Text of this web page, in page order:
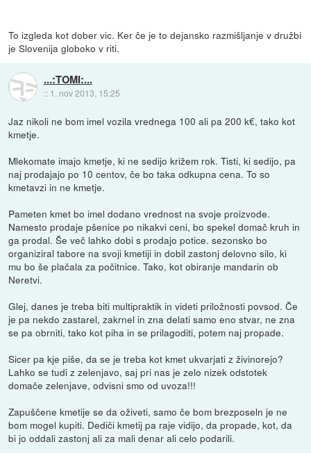
To izgleda kot dober vic. Ker če je to dejansko razmišljanje v družbi
je Slovenija globoko v riti.
...:TOMI:...
:: 1. nov 2013, 15:25
Jaz nikoli ne bom imel vozila vrednega 100 ali pa 200 k€, tako kot
kmetje.
Mlekomate imajo kmetje, ki ne sedijo križem rok. Tisti, ki sedijo, pa
naj prodajajo po 10 centov, če bo taka odkupna cena. To so
kmetavzi in ne kmetje.
Pameten kmet bo imel dodano vrednost na svoje proizvode.
Namesto prodaje pšenice po nikakvi ceni, bo spekel domač kruh in
ga prodal. Še več lahko dobi s prodajo potice. sezonsko bo
organiziral tabore na svoji kmetiji in dobil zastonj delovno silo, ki
mu bo še plačala za počitnice. Tako, kot obiranje mandarin ob
Neretvi.
Glej, danes je treba biti multipraktik in videti priložnosti povsod. Če
je pa nekdo zastarel, zakrnel in zna delati samo eno stvar, ne zna
se pa obrniti, tako kot piha in se prilagoditi, potem naj propade.
Sicer pa kje piše, da se je treba kot kmet ukvarjati z živinorejo?
Lahko se tudi z zelenjavo, saj pri nas je zelo nizek odstotek
domače zelenjave, odvisni smo od uvoza!!!
Zapuščene kmetije se da oživeti, samo če bom brezposeln je ne
bom mogel kupiti. Dediči kmetij pa raje vidijo, da propade, kot, da
bi jo oddali zastonj ali za mali denar ali celo podarili.